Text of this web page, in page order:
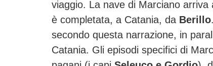
viaggio. La nave di Marciano arriva
è completata, a Catania, da Berillo
secondo questa narrazione, in
Catania. Gli episodi specifici di